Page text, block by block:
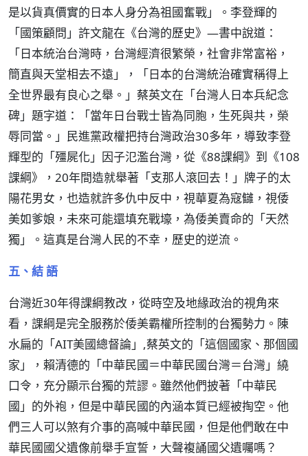
是以貨真價實的日本人身分為祖國奮戰」。李登輝的
「國策顧問」許文龍在《台灣的歷史》—書中說道：
「日本統治台灣時，台灣經濟很繁榮，社會非常富裕，
簡直與天堂相去不遠」，「日本的台灣統治確實稱得上
全世界最有良心之舉。」蔡英文在「台灣人日本兵紀念
碑」題字道：「當年日台戰士皆為同胞，生死與共，榮
辱同當。」民進黨政權把持台灣政治30多年，導致李登
輝型的「殭屍化」因子氾濫台灣，從《88課綱》到《108
課綱》，20年間造就舉著「支那人滾回去！」牌子的太
陽花男女，也造就許多仇中反中，視華夏為寇讎，視倭
美如爹娘，未來可能還填充戰壕，為倭美賣命的「天然
獨」。這真是台灣人民的不幸，歷史的逆流。
五、結 語
台灣近30年得課綱教改，從時空及地緣政治的視角來
看，課綱是完全服務於倭美霸權所控制的台獨勢力。陳
水扁的「AIT美國總督論」,蔡英文的「這個國家、那個國
家」，賴清德的「中華民國＝中華民國台灣＝台灣」繞
口令，充分顯示台獨的荒謬。雖然他們披著「中華民
國」的外袍，但是中華民國的內涵本質已經被掏空。他
們三人可以煞有介事的高喊中華民國，但是他們敢在中
華民國國父遺像前舉手宣誓，大聲複誦國父遺囑嗎？